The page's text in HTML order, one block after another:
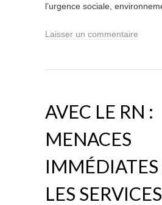
l’urgence sociale,
Laisser un commentaire
AVEC LE RN :
MENACES
IMMÉDIATES
LES SERVICES